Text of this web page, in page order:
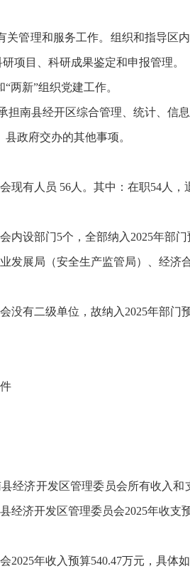
理和服务工作。组织和指导区
项目、科研成果鉴定和申报管理。
新”组织党建工作。
南县经开区综合管理、统计、信息
政府交办的其他事项。
有人员 56人。其中：在职54人，
设部门5个，全部纳入2025年部门
展局（安全生产监管局）、经济合
有二级单位，故纳入2025年部门
济开发区管理委员会所有收入和
经济开发区管理委员会2025年收支
年收入预算540.47万元，具体如